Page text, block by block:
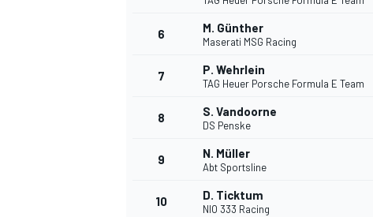
6 M. Günther
Maserati MSG Racing
7 P. Wehrlein
TAG Heuer Porsche Formula E Team
8 S. Vandoorne
DS Penske
9 N. Müller
Abt Sportsline
10 D. Ticktum
NIO 333 Racing